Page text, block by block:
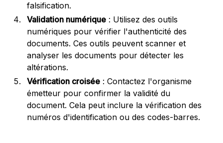
falsification.
Validation numérique : Utilisez des outils
numériques pour vérifier l'authenticité des
documents. Ces outils peuvent scanner et
analyser les documents pour détecter les
altérations.
Vérification croisée : Contactez l'organisme
émetteur pour confirmer la validité du
document. Cela peut inclure la vérification des
numéros d'identification ou des codes-barres.